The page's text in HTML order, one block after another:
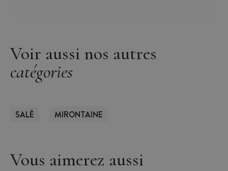
Voir aussi nos autres
catégories
SALÉ MIRONTAINE
Vous aimerez aussi